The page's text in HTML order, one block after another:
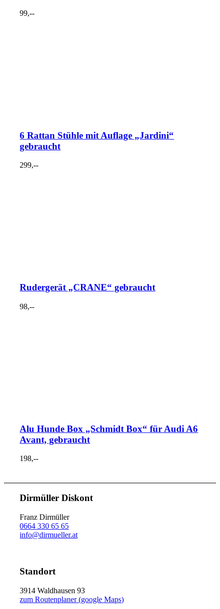
99,--
6 Rattan Stühle mit Auflage „Jardini“
gebraucht
299,--
Rudergerät „CRANE“ gebraucht
98,--
Alu Hunde Box „Schmidt Box“ für Audi A6
Avant, gebraucht
198,--
Dirmüller Diskont
Franz Dirmüller
0664 330 65 65
info@dirmueller.at
Standort
3914 Waldhausen 93
zum Routenplaner (google Maps)